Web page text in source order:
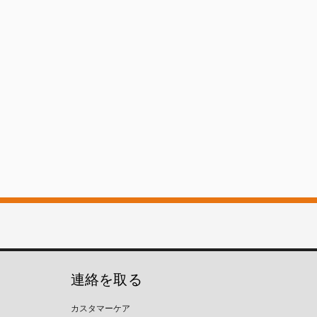
連絡を取る
カスタマーケア